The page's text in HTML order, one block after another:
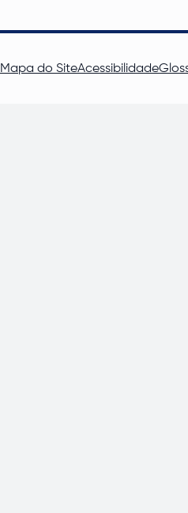
Mapa do SiteAcessibilidade